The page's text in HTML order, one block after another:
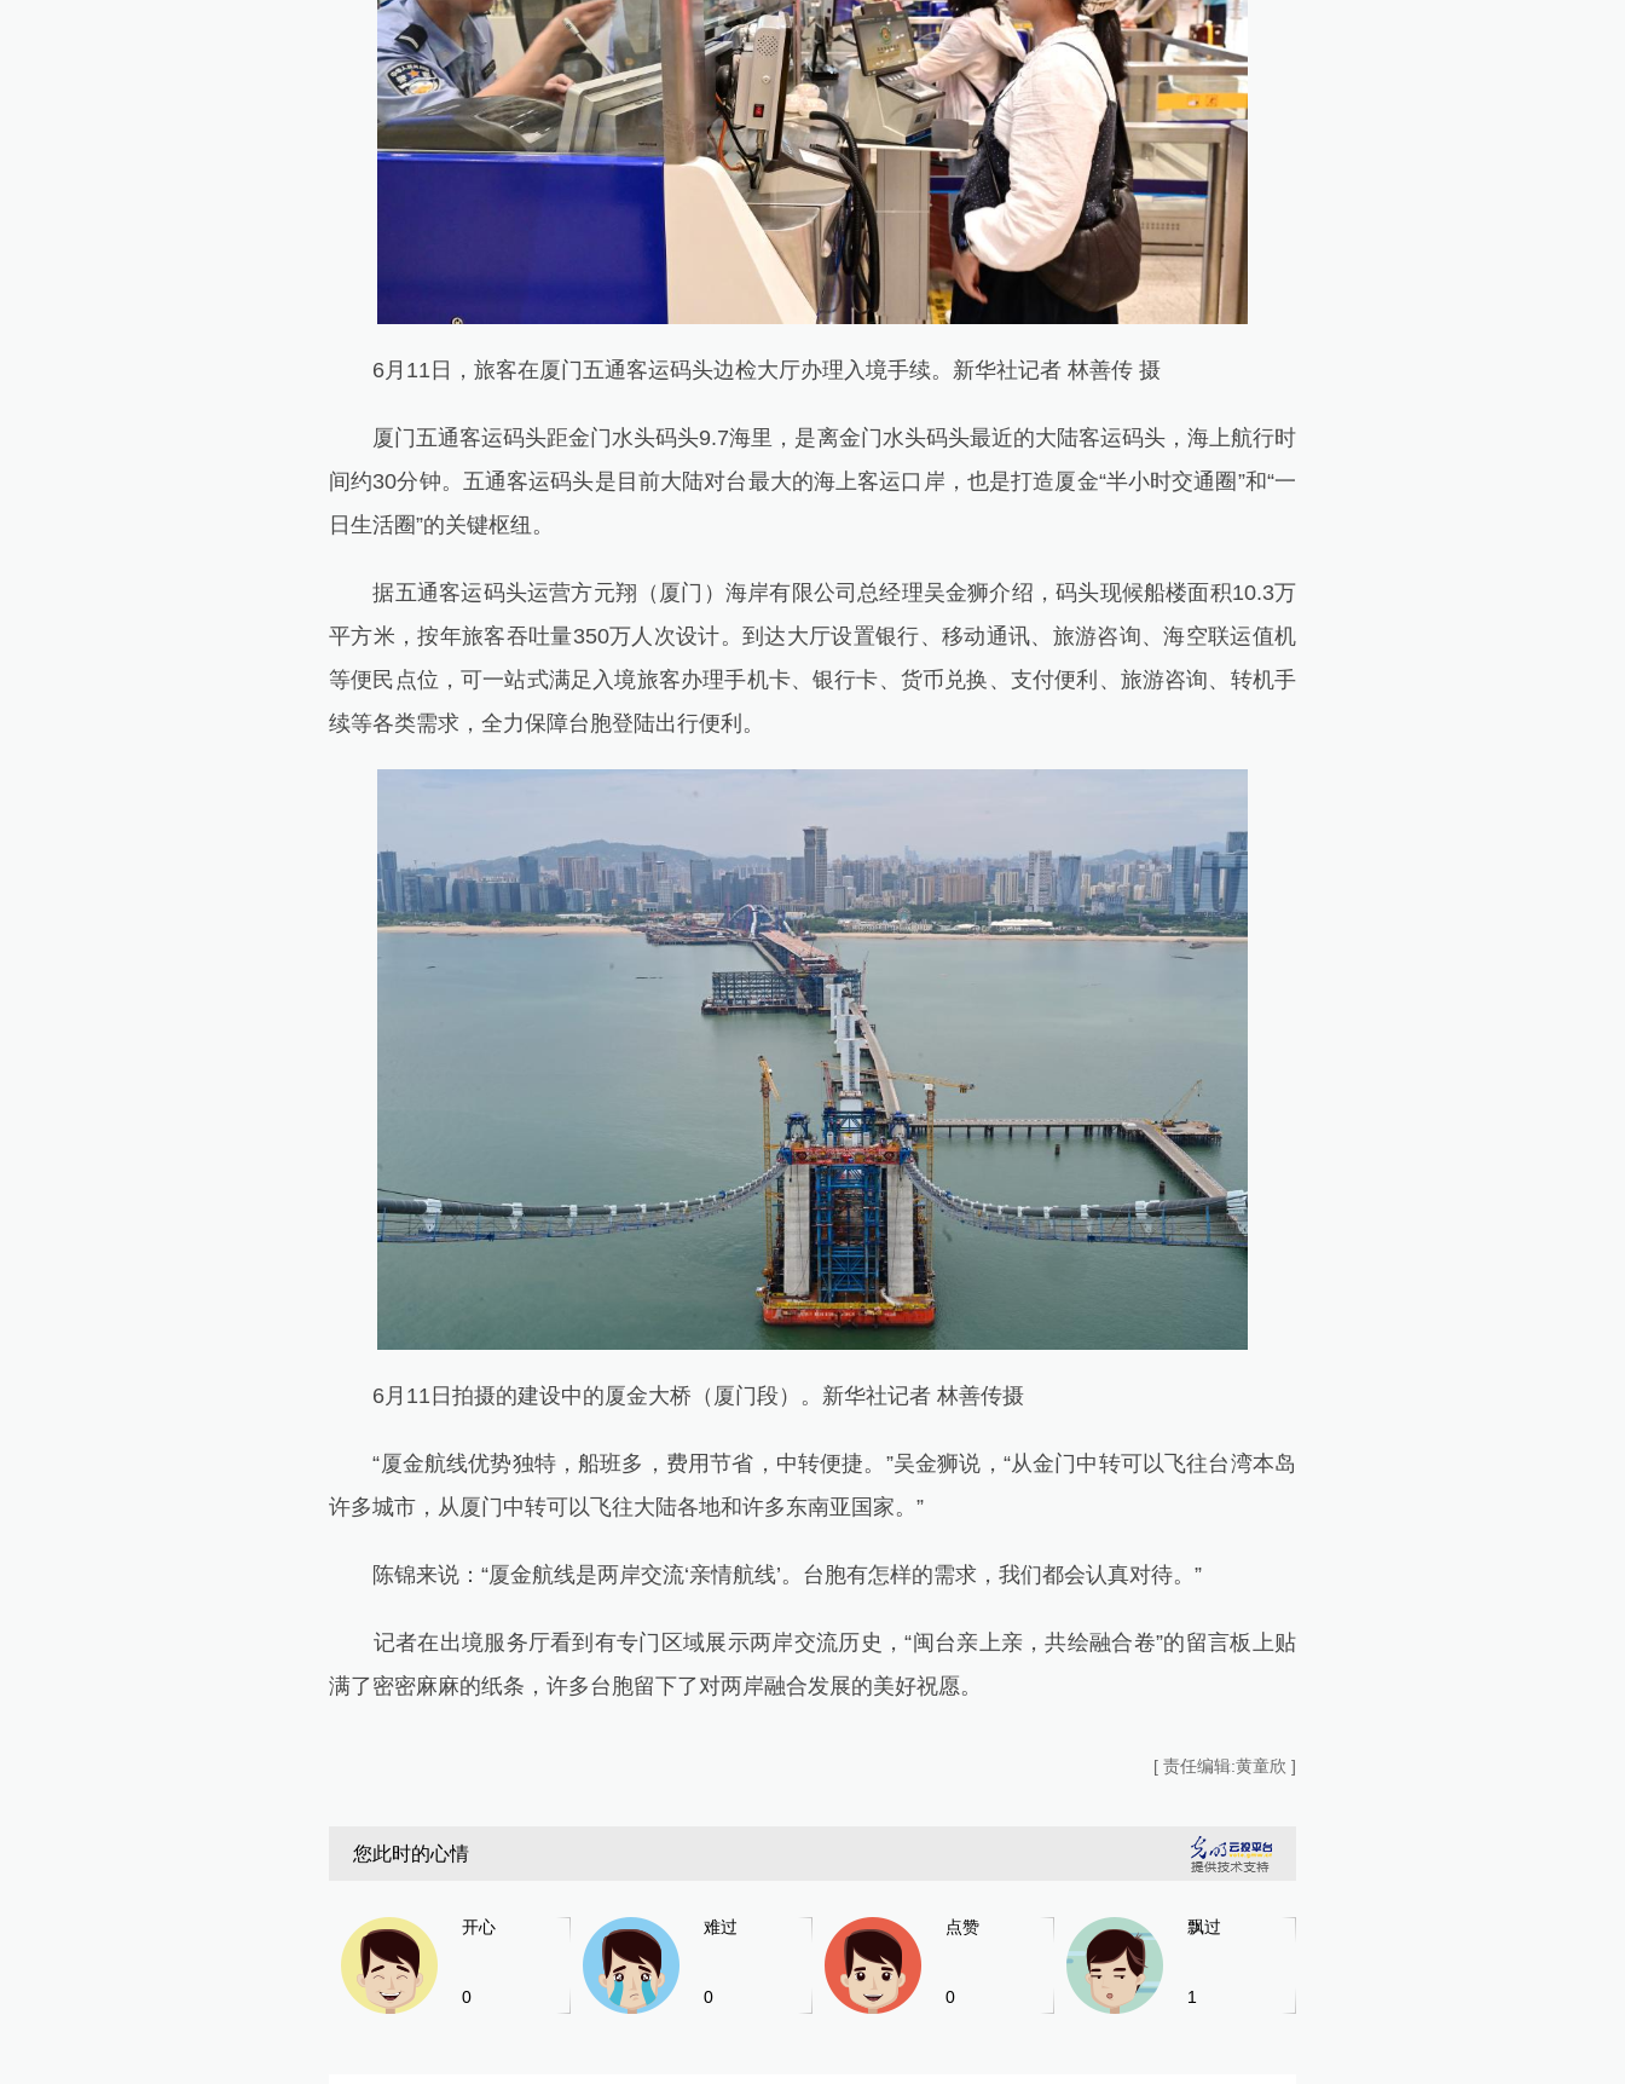
6月11日，旅客在厦门五通客运码头边检大厅办理入境手续。新华社记者 林善传 摄
厦门五通客运码头距金门水头码头9.7海里，是离金门水头码头最近的大陆客运码头，海上航行时
间约30分钟。五通客运码头是目前大陆对台最大的海上客运口岸，也是打造厦金“半小时交通圈”和“一
日生活圈”的关键枢纽。
据五通客运码头运营方元翔（厦门）海岸有限公司总经理吴金狮介绍，码头现候船楼面积10.3万
平方米，按年旅客吞吐量350万人次设计。到达大厅设置银行、移动通讯、旅游咨询、海空联运值机
等便民点位，可一站式满足入境旅客办理手机卡、银行卡、货币兑换、支付便利、旅游咨询、转机手
续等各类需求，全力保障台胞登陆出行便利。
6月11日拍摄的建设中的厦金大桥（厦门段）。新华社记者 林善传摄
“厦金航线优势独特，船班多，费用节省，中转便捷。”吴金狮说，“从金门中转可以飞往台湾本岛
许多城市，从厦门中转可以飞往大陆各地和许多东南亚国家。”
陈锦来说：“厦金航线是两岸交流‘亲情航线’。台胞有怎样的需求，我们都会认真对待。”
记者在出境服务厅看到有专门区域展示两岸交流历史，“闽台亲上亲，共绘融合卷”的留言板上贴
满了密密麻麻的纸条，许多台胞留下了对两岸融合发展的美好祝愿。
[ 责任编辑:黄童欣 ]
您此时的心情
开心
0
难过
0
点赞
0
飘过
1